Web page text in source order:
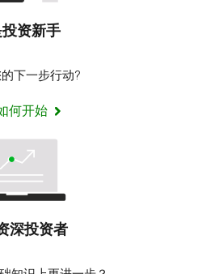
资新手
下一步行动?
何开始
深投资者